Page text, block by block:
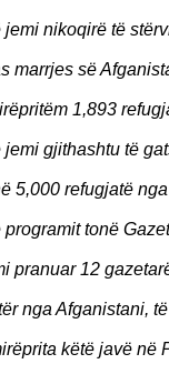
jemi nikoqirë të
marrjes së
1,893
gjithashtu të
5,000 refugjatë
tonë
pranuar 12
nga Afganistani,
këtë javë në